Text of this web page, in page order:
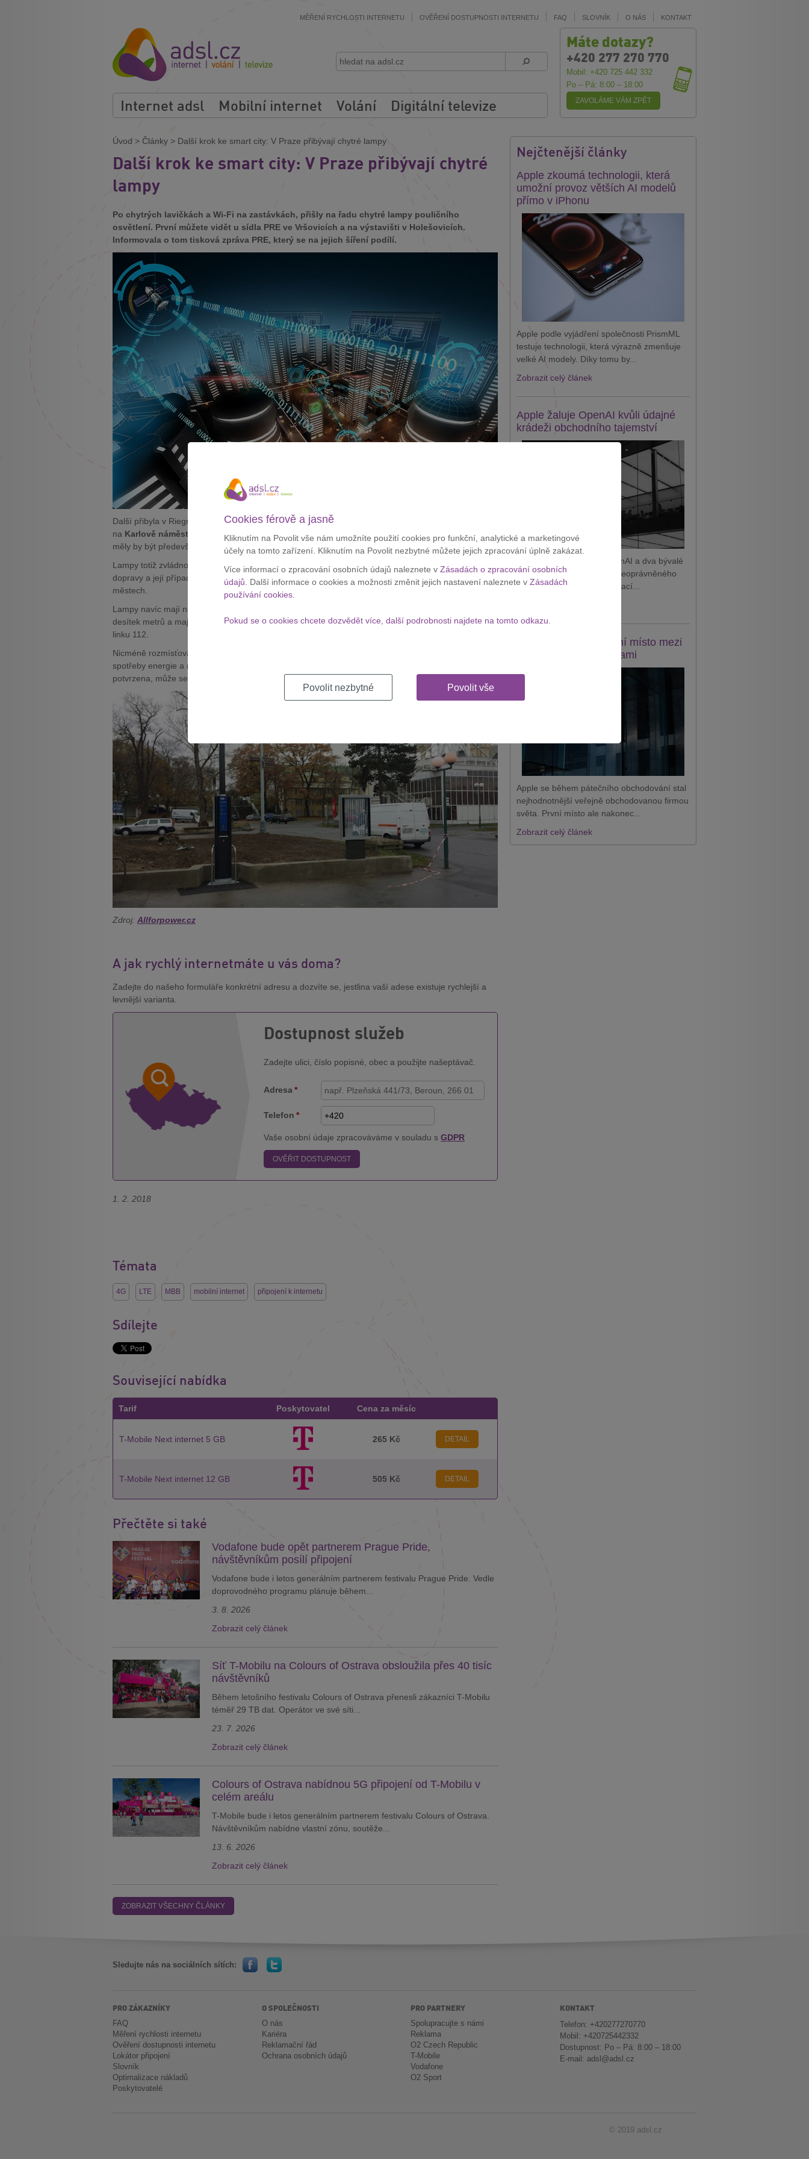
MĚŘENÍ RYCHLOSTI INTERNETU OVĚŘENÍ DOSTUPNOSTI INTERNETU FAQ SLOVNÍK O NÁS KONTAKT
Internet adsl Mobilní internet Volání Digitální televize
Máte dotazy?
+420 277 270 770
Mobil: +420 725 442 332
Po – Pá: 8:00 – 18:00
ZAVOLÁME VÁM ZPĚT
Úvod > Články > Další krok ke smart city: V Praze přibývají chytré lampy
Další krok ke smart city: V Praze přibývají chytré
lampy
Po chytrých lavičkách a Wi-Fi na zastávkách, přišly na řadu chytré lampy pouličního
osvětlení. První můžete vidět u sídla PRE ve Vršovicích a na výstavišti v Holešovicích.
Informovala o tom tisková zpráva PRE, který se na jejich šíření podílí.
Další přibyla v Riegrových sadech, druhá na Folimance pod Nuselských mostem, ostatní “vyrostou”
na Karlově náměstí a v ulicíchJugoslávská a Polská . Lampy budou složit nejenom k osvětlení,
měly by být především dalším krokem k proměně
měst v chytrá města
.
Lampy totiž zvládnout změřit i míru hluku nebo třeba prachu, což pomáhá například ke zjištění stavu
dopravy a její případné regulaci. To má zajistit čistější ovzduší a zkvalitnění životních podmínek ve
městech.
Lampy navíc mají nabíječky pro elektrokola a elektromobily, šíří
desítek metrů a mají
SOS tlačítko. Pokud by se někdo ocitl v nouzi, stačí ho zmáčknout a vytočí
linku 112.
Nicméně rozmísťování
spotřeby energie a neznamenat
potvrzena, může se město pouštět do větších projektů.
Zdroj: Allforpower.cz
A jak rychlý internetmáte u vás doma?
Zadejte do našeho formuláře konkrétní adresu a dozvíte se, jestlina vaší adese existuje rychlejší a
levnější varianta.
Dostupnost služeb
Zadejte ulici, číslo popisné, obec a použijte našeptávač.
Adresa *
Telefon *
Vaše osobní údaje zpracováváme v souladu s GDPR
OVĚŘIT DOSTUPNOST
1. 2. 2018
Témata
4G LTE MBB mobilní internet připojení k internetu
Sdílejte
Související nabídka
Tarif Poskytovatel Cena za měsíc
T-Mobile Next internet 5 GB 265 Kč DETAIL
T-Mobile Next internet 12 GB 505 Kč DETAIL
Přečtěte si také
Vodafone bude opět partnerem Prague Pride,
návštěvníkům posílí připojení
Vodafone bude i letos generálním partnerem festivalu Prague Pride. Vedle
doprovodného programu plánuje během...
3. 8. 2026
Zobrazit celý článek
Síť T-Mobilu na Colours of Ostrava obsloužila přes 40 tisíc
návštěvníků
Během letošního festivalu Colours of Ostrava přenesli zákazníci T-Mobilu
téměř 29 TB dat. Operátor ve své síti...
23. 7. 2026
Zobrazit celý článek
Colours of Ostrava nabídnou 5G připojení od T-Mobilu v
celém areálu
T-Mobile bude i letos generálním partnerem festivalu Colours of Ostrava.
Návštěvníkům nabídne vlastní zónu, soutěže...
13. 6. 2026
Zobrazit celý článek
ZOBRAZIT VŠECHNY ČLÁNKY
Nejčtenější články
Apple zkoumá technologii, která
umožní provoz větších AI modelů
přímo v iPhonu
Apple podle vyjádření společnosti PrismML
testuje technologii, která výrazně zmenšuje
velké AI modely. Díky tomu by...
Zobrazit celý článek
Apple žaluje OpenAI kvůli údajné
krádeži obchodního tajemství
Apple podal žalobu na OpenAI a dva bývalé
zaměstnance, které viní z neoprávněného
získávání důvěrných informací...
Apple se vrátil na první místo mezi
nejhodnotnějšími firmami
Apple se během pátečního obchodování stal
nejhodnotnější veřejně obchodovanou firmou
světa. První místo ale nakonec...
Zobrazit celý článek
Sledujte nás na sociálních sítích:
PRO ZÁKAZNÍKY
FAQ
Měření rychlosti internetu
Ověření dostupnosti internetu
Lokátor připojení
Slovník
Optimalizace nákladů
Poskytovatelé
O SPOLEČNOSTI
O nás
Kariéra
Reklamační řád
Ochrana osobních údajů
PRO PARTNERY
Spolupracujte s námi
Reklama
O2 Czech Republic
T-Mobile
Vodafone
O2 Sport
KONTAKT
Telefon: +420277270770
Mobil: +420725442332
Dostupnost: Po – Pá: 8:00 – 18:00
E-mail: adsl@adsl.cz
© 2019 adsl.cz
Cookies férově a jasně
Kliknutím na Povolit vše nám umožníte použití cookies pro funkční, analytické a marketingové
účely na tomto zařízení. Kliknutím na Povolit nezbytné můžete jejich zpracování úplně zakázat.
Více informací o zpracování osobních údajů naleznete v Zásadách o zpracování osobních
údajů . Další informace o cookies a možnosti změnit jejich nastavení naleznete v Zásadách
používání cookies
Pokud se o cookies chcete dozvědět více, další podrobnosti najdete na tomto odkazu.
Povolit nezbytné Povolit vše